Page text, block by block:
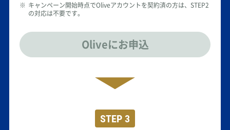
※ キャンペーン開始時点でOliveアカウントを契約済の方は、STEP2
の対応は不要です。
Oliveにお申込
STEP 3